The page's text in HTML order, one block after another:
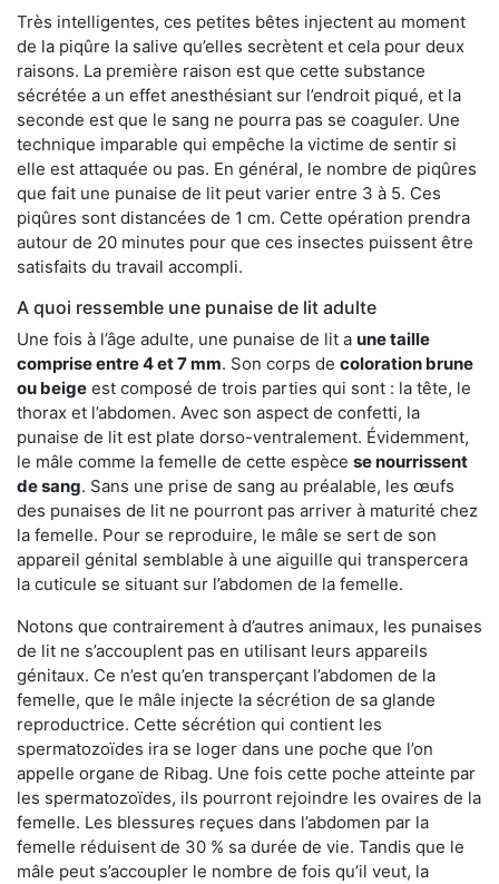
Très intelligentes, ces petites bêtes injectent au moment
de la piqûre la salive qu’elles secrètent et cela pour deux
raisons. La première raison est que cette substance
sécrétée a un effet anesthésiant sur l’endroit piqué, et la
seconde est que le sang ne pourra pas se coaguler. Une
technique imparable qui empêche la victime de sentir si
elle est attaquée ou pas. En général, le nombre de piqûres
que fait une punaise de lit peut varier entre 3 à 5. Ces
piqûres sont distancées de 1 cm. Cette opération prendra
autour de 20 minutes pour que ces insectes puissent être
satisfaits du travail accompli.
A quoi ressemble une punaise de lit adulte
Une fois à l’âge adulte, une punaise de lit a une taille
comprise entre 4 et 7 mm. Son corps de coloration brune
ou beige est composé de trois parties qui sont : la tête, le
thorax et l’abdomen. Avec son aspect de confetti, la
punaise de lit est plate dorso-ventralement. Évidemment,
le mâle comme la femelle de cette espèce se nourrissent
de sang. Sans une prise de sang au préalable, les œufs
des punaises de lit ne pourront pas arriver à maturité chez
la femelle. Pour se reproduire, le mâle se sert de son
appareil génital semblable à une aiguille qui transpercera
la cuticule se situant sur l’abdomen de la femelle.
Notons que contrairement à d’autres animaux, les punaises
de lit ne s’accouplent pas en utilisant leurs appareils
génitaux. Ce n’est qu’en transperçant l’abdomen de la
femelle, que le mâle injecte la sécrétion de sa glande
reproductrice. Cette sécrétion qui contient les
spermatozoïdes ira se loger dans une poche que l’on
appelle organe de Ribag. Une fois cette poche atteinte par
les spermatozoïdes, ils pourront rejoindre les ovaires de la
femelle. Les blessures reçues dans l’abdomen par la
femelle réduisent de 30 % sa durée de vie. Tandis que le
mâle peut s’accoupler le nombre de fois qu’il veut, la